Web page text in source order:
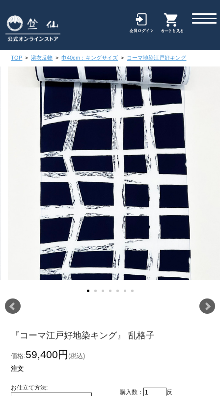
TOP > 浴衣反物 > 巾40cm：キングサイズ > コーマ地染江戸好キング
『コーマ江戸好地染キング』 乱格子
価格:59,400円(税込)
注文
お仕立て方法:
購入数： 反